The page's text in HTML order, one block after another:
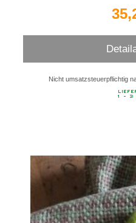
Nicht umsatzsteuerpflichtig